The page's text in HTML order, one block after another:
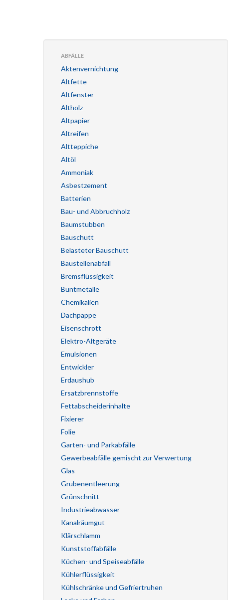
ABFÄLLE
Aktenvernichtung
Altfette
Altfenster
Altholz
Altpapier
Altreifen
Altteppiche
Altöl
Ammoniak
Asbestzement
Batterien
Bau- und Abbruchholz
Baumstubben
Bauschutt
Belasteter Bauschutt
Baustellenabfall
Bremsflüssigkeit
Buntmetalle
Chemikalien
Dachpappe
Eisenschrott
Elektro-Altgeräte
Emulsionen
Entwickler
Erdaushub
Ersatzbrennstoffe
Fettabscheiderinhalte
Fixierer
Folie
Garten- und Parkabfälle
Gewerbeabfälle gemischt zur Verwertung
Glas
Grubenentleerung
Grünschnitt
Industrieabwasser
Kanalräumgut
Klärschlamm
Kunststoffabfälle
Küchen- und Speiseabfälle
Kühlerflüssigkeit
Kühlschränke und Gefriertruhen